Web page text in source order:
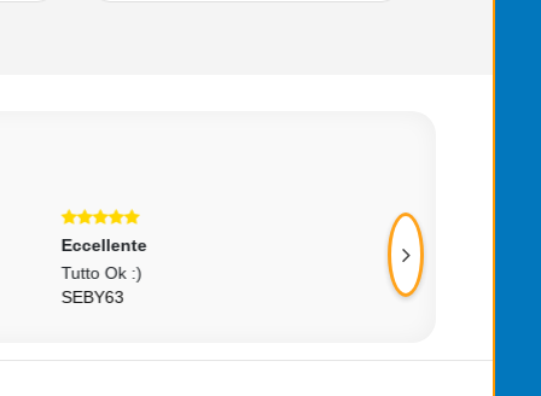
Eccellente
Ottimo Venditore Ottima Merce +++
GIATAEKWONDO
Eccellente
Perfetto!